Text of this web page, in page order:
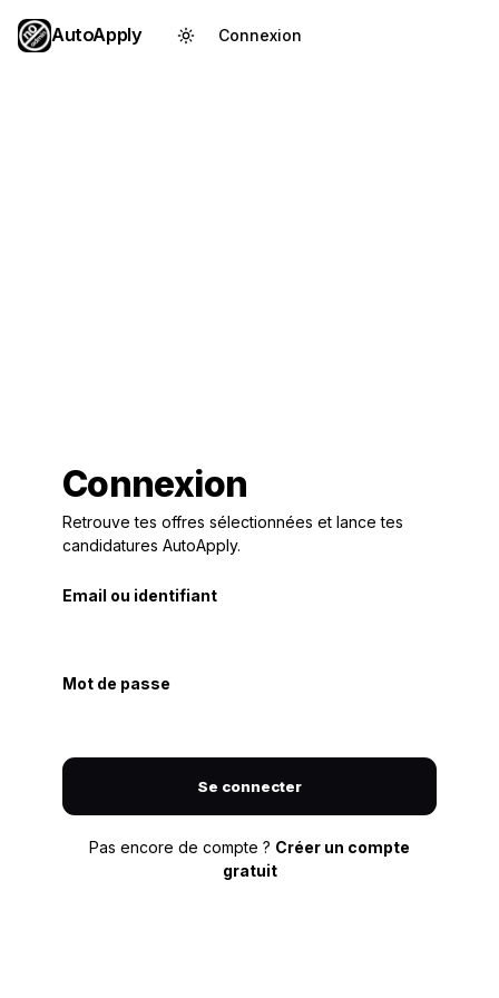
AutoApply Connexion
Connexion
Retrouve tes offres sélectionnées et lance tes
candidatures AutoApply.
Email ou identifiant
Mot de passe
Se connecter
Pas encore de compte ? Créer un compte
gratuit